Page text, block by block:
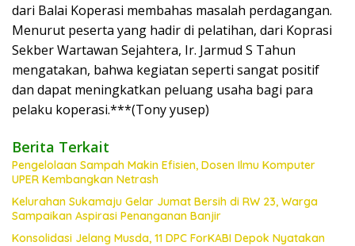
dari Balai Koperasi membahas masalah perdagangan.
Menurut peserta yang hadir di pelatihan, dari Koprasi
Sekber Wartawan Sejahtera, Ir. Jarmud S Tahun
mengatakan, bahwa kegiatan seperti sangat positif
dan dapat meningkatkan peluang usaha bagi para
pelaku koperasi.***(Tony yusep)
Berita Terkait
Pengelolaan Sampah Makin Efisien, Dosen Ilmu Komputer
UPER Kembangkan Netrash
Kelurahan Sukamaju Gelar Jumat Bersih di RW 23, Warga
Sampaikan Aspirasi Penanganan Banjir
Konsolidasi Jelang Musda, 11 DPC ForKABI Depok Nyatakan